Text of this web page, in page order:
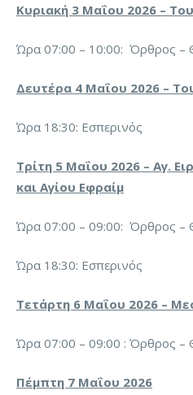
Κυριακή 3 Μαΐου 2026 –
Ώρα 07:00 – 10:00: Όρθρος –
Δευτέρα 4 Μαΐου 2026 –
Ώρα 18:30: Εσπερινός
Τρίτη 5 Μαΐου 2026 – Αγ.
και Αγίου Εφραίμ
Ώρα 07:00 – 09:00: Όρθρος –
Ώρα 18:30: Εσπερινός
Τετάρτη 6 Μαΐου 2026 –
Ώρα 07:00 – 09:00 : Όρθρος –
Πέμπτη 7 Μαΐου 2026